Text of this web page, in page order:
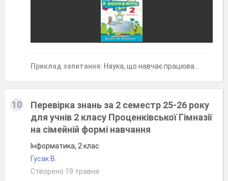
Приклад запитання: Наука, що навчає працювати з інформацією, яка тебе оточує, за допомогою комп'ютера - це ...
10
Перевірка знань за 2 семестр 25-26 року
для учнів 2 класу Проценківської Гімназії
на сімейній формі навчання
Інформатика, 2 клас
Гусак В.
Створено 19 травня